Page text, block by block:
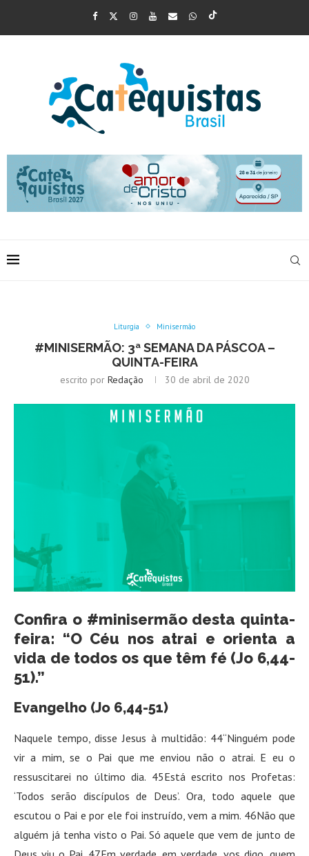
Liturgia Minisermão
#MINISERMÃO: 3ª SEMANA DA PÁSCOA –
QUINTA-FEIRA
escrito por Redação 30 de abril de 2020
Confira o #minisermão desta quinta-
feira: “O Céu nos atrai e orienta a
vida de todos os que têm fé (Jo 6,44-
51).”
Evangelho (Jo 6,44-51)
Naquele tempo, disse Jesus à multidão: 44“Ninguém pode
vir a mim, se o Pai que me enviou não o atrai. E eu o
ressuscitarei no último dia. 45Está escrito nos Profetas:
‘Todos serão discípulos de Deus’. Ora, todo aquele que
escutou o Pai e por ele foi instruído, vem a mim. 46Não que
alguém já tenha visto o Pai. Só aquele que vem de junto de